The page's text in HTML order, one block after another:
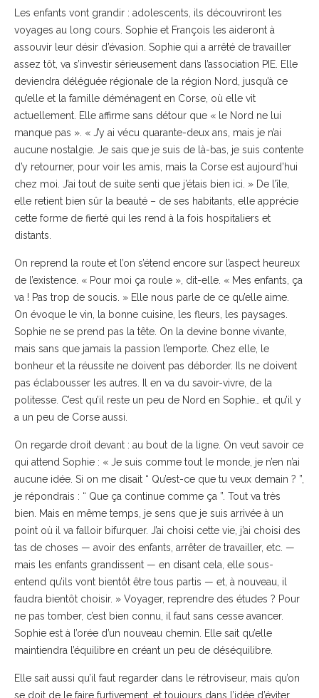
Les enfants vont grandir : adolescents, ils découvriront les
voyages au long cours. Sophie et François les aideront à
assouvir leur désir d’évasion. Sophie qui a arrêté de travailler
assez tôt, va s’investir sérieusement dans l’association PIE. Elle
deviendra déléguée régionale de la région Nord, jusqu’à ce
qu’elle et la famille déménagent en Corse, où elle vit
actuellement. Elle affirme sans détour que « le Nord ne lui
manque pas ». « J’y ai vécu quarante-deux ans, mais je n’ai
aucune nostalgie. Je sais que je suis de là-bas, je suis contente
d’y retourner, pour voir les amis, mais la Corse est aujourd’hui
chez moi. J’ai tout de suite senti que j’étais bien ici. » De l’île,
elle retient bien sûr la beauté – de ses habitants, elle apprécie
cette forme de fierté qui les rend à la fois hospitaliers et
distants.
On reprend la route et l’on s’étend encore sur l’aspect heureux
de l’existence. « Pour moi ça roule », dit-elle. « Mes enfants, ça
va ! Pas trop de soucis. » Elle nous parle de ce qu’elle aime.
On évoque le vin, la bonne cuisine, les fleurs, les paysages.
Sophie ne se prend pas la tête. On la devine bonne vivante,
mais sans que jamais la passion l’emporte. Chez elle, le
bonheur et la réussite ne doivent pas déborder. Ils ne doivent
pas éclabousser les autres. Il en va du savoir-vivre, de la
politesse. C’est qu’il reste un peu de Nord en Sophie… et qu’il y
a un peu de Corse aussi.
On regarde droit devant : au bout de la ligne. On veut savoir ce
qui attend Sophie : « Je suis comme tout le monde, je n’en n’ai
aucune idée. Si on me disait “ Qu’est-ce que tu veux demain ? ”,
je répondrais : “ Que ça continue comme ça ”. Tout va très
bien. Mais en même temps, je sens que je suis arrivée à un
point où il va falloir bifurquer. J’ai choisi cette vie, j’ai choisi des
tas de choses — avoir des enfants, arrêter de travailler, etc. —
mais les enfants grandissent — en disant cela, elle sous-
entend qu’ils vont bientôt être tous partis — et, à nouveau, il
faudra bientôt choisir. » Voyager, reprendre des études ? Pour
ne pas tomber, c’est bien connu, il faut sans cesse avancer.
Sophie est à l’orée d’un nouveau chemin. Elle sait qu’elle
maintiendra l’équilibre en créant un peu de déséquilibre.
Elle sait aussi qu’il faut regarder dans le rétroviseur, mais qu’on
se doit de le faire furtivement, et toujours dans l’idée d’éviter